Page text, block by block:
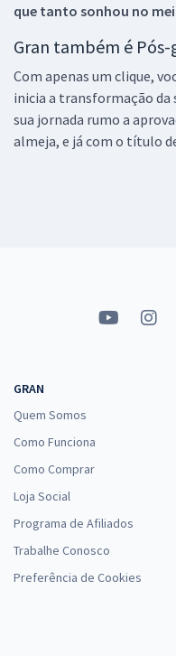
que tanto sonhou no
Gran também é
Com apenas um clique,
inicia a transformação da
sua jornada rumo a
almeja, e já com o título
GRAN
Quem Somos
Como Funciona
Como Comprar
Loja Social
Programa de Afiliados
Trabalhe Conosco
Preferência de Cookies